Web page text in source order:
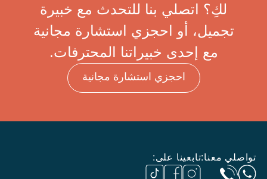
لكِ؟ اتصلي بنا للتحدث مع خبيرة
تجميل، أو احجزي استشارة مجانية
مع إحدى خبيراتنا المحترفات.
احجزي استشارة مجانية
تواصلي معنا:تابعينا على: